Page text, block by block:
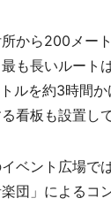
から200メー
も長いルート
ルを約3時間
看板も設置して
ベント広場で
団」によるコ